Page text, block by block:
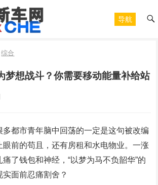
导航
综合
梦想战斗？你需要移动能量补给站
多都市青年脑中回荡的一定是这句被改编
眼前的苟且，还有房租和水电物业。一涨
了钱包和神经，“以梦为马不负韶华”的
面前忍痛割舍？